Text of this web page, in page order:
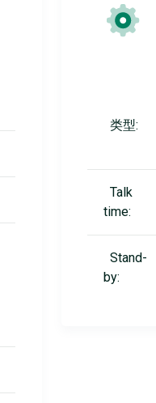
类型:
Talk
time:
Stand-
by: